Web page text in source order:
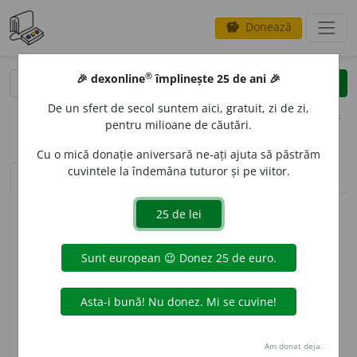
savings Donează
clear
opțiuni
sinteza definițiilor (1) definiții (13) declinări
info
Aceste definiții sunt compilate de
echipa dexonline. Definițiile
originale se află pe filadefiniții.
preferințe
🎉 dexonline® împlinește 25 de ani 🎉
De un sfert de secol suntem aici, gratuit, zi de zi,
pentru milioane de căutări.
Cu o mică donație aniversară ne-ați ajuta să păstrăm
cuvintele la îndemâna tuturor și pe viitor.
Am donat deja.